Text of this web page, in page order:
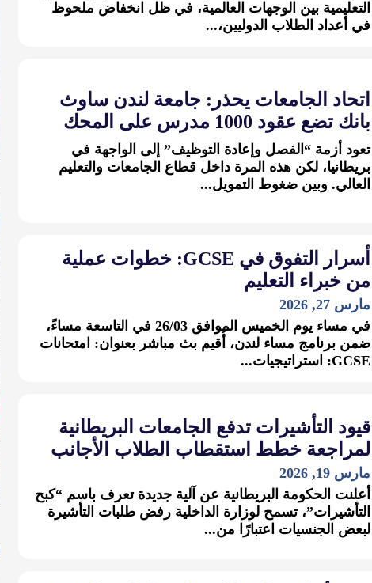
التعليمية بين الوجهات العالمية، في ظل انخفاض ملحوظ
في أعداد الطلاب الدوليين،...
اتحاد الجامعات يحذر: جامعة لندن ساوث
بانك تضع عقود 1000 مدرس على المحك
تعود أزمة “الفصل وإعادة التوظيف” إلى الواجهة في
بريطانيا، لكن هذه المرة داخل قطاع الجامعات والتعليم
العالي. وبين ضغوط التمويل...
أسرار التفوق في GCSE: خطوات عملية
من خبراء التعليم
مارس 27, 2026
في مساء يوم الخميس الموافق 26/03 في التاسعة مساءً،
ضمن برنامج مساء لندن، أُقيم بث مباشر بعنوان: امتحانات
GCSE: استراتيجيات...
قيود التأشيرات تدفع الجامعات البريطانية
لمراجعة خطط استقطاب الطلاب الأجانب
مارس 19, 2026
أعلنت الحكومة البريطانية عن آلية جديدة تعرف باسم “كبح
التأشيرات”، تسمح لوزارة الداخلية رفض طلبات التأشيرة
لبعض الجنسيات اعتبارًا من...